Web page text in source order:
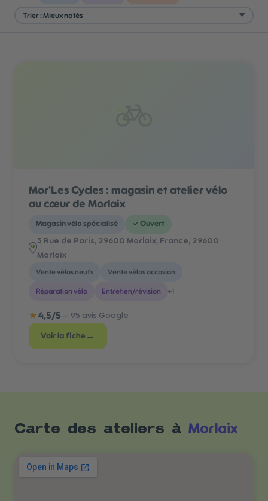
Mor'Les Cycles : magasin et atelier vélo
au cœur de Morlaix
Magasin vélo spécialisé ✓ Ouvert
5 Rue de Paris, 29600 Morlaix, France, 29600
Morlaix
Vente vélos neufs Vente vélos occasion
Réparation vélo Entretien/révision +1
★4,5/5— 95 avis Google
Voir la fiche →
Carte des ateliers à Morlaix